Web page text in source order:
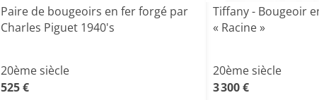
Paire de bougeoirs en fer forgé par
Charles Piguet 1940's
20ème siècle
525 €
Tiffany - Bougeoir
« Racine »
20ème siècle
3 300 €